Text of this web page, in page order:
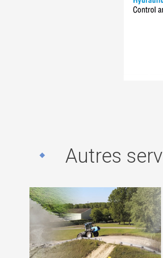
Autres